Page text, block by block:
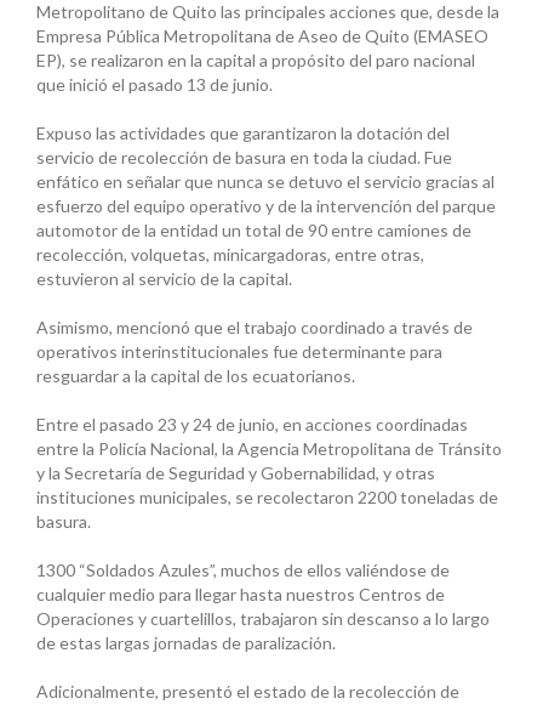
Metropolitano de Quito las principales acciones que, desde la
Empresa Pública Metropolitana de Aseo de Quito (EMASEO
EP), se realizaron en la capital a propósito del paro nacional
que inició el pasado 13 de junio.
Expuso las actividades que garantizaron la dotación del
servicio de recolección de basura en toda la ciudad. Fue
enfático en señalar que nunca se detuvo el servicio gracias al
esfuerzo del equipo operativo y de la intervención del parque
automotor de la entidad un total de 90 entre camiones de
recolección, volquetas, minicargadoras, entre otras,
estuvieron al servicio de la capital.
Asimismo, mencionó que el trabajo coordinado a través de
operativos interinstitucionales fue determinante para
resguardar a la capital de los ecuatorianos.
Entre el pasado 23 y 24 de junio, en acciones coordinadas
entre la Policía Nacional, la Agencia Metropolitana de Tránsito
y la Secretaría de Seguridad y Gobernabilidad, y otras
instituciones municipales, se recolectaron 2200 toneladas de
basura.
1300 “Soldados Azules”, muchos de ellos valiéndose de
cualquier medio para llegar hasta nuestros Centros de
Operaciones y cuartelillos, trabajaron sin descanso a lo largo
de estas largas jornadas de paralización.
Adicionalmente, presentó el estado de la recolección de